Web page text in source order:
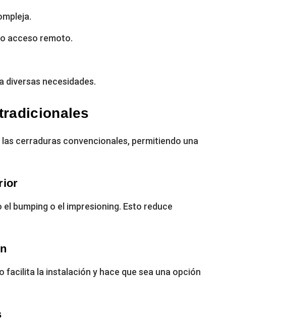
acceso remoto.
diversas necesidades.
cerraduras convencionales, permitiendo una
bumping o el impresioning. Esto reduce
la instalación y hace que sea una opción